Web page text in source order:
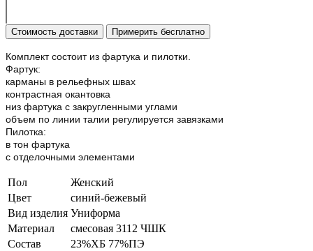
Стоимость доставки Примерить бесплатно
Комплект состоит из фартука и пилотки.
Фартук:
карманы в рельефных швах
контрастная окантовка
низ фартука с закругленными углами
объем по линии талии регулируется завязками
Пилотка:
в тон фартука
с отделочными элементами
Пол
Женский
Цвет
синий-бежевый
Вид изделия Униформа
Материал
смесовая 3112 ЧШК
Состав
23%ХБ 77%ПЭ